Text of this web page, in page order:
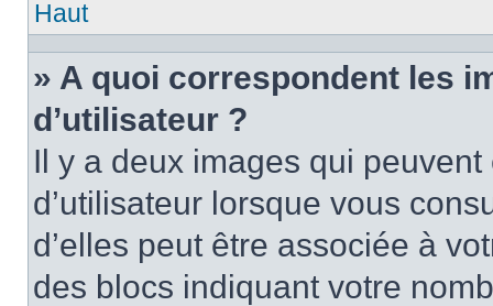
Haut
» A quoi correspondent les
d’utilisateur ?
Il y a deux images qui
d’utilisateur lorsque vous
d’elles peut être associée à
des blocs indiquant votre